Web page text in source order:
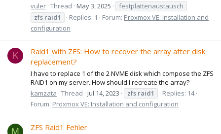
vuler Thread May 3, 2025
festplattenaustausch
zfs raid1 Replies: 1 Forum: Proxmox VE: Installation and
configuration
K
Raid1 with ZFS: How to recover the array after disk
replacement?
I have to replace 1 of the 2 NVME disk which compose the ZFS
RAID1 on my server. How should I recreate the array?
kamzata Thread Jul 14, 2023 zfs raid1
Replies: 14
Forum: Proxmox VE: Installation and configuration
M ZFS Raid1 Fehler